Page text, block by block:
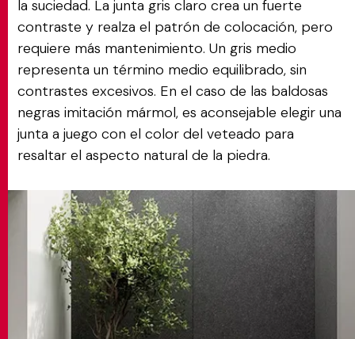
la suciedad. La junta gris claro crea un fuerte
contraste y realza el patrón de colocación, pero
requiere más mantenimiento. Un gris medio
representa un término medio equilibrado, sin
contrastes excesivos. En el caso de las baldosas
negras imitación mármol, es aconsejable elegir una
junta a juego con el color del veteado para
resaltar el aspecto natural de la piedra.